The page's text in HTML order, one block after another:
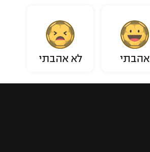
אהבתי לא אהבתי